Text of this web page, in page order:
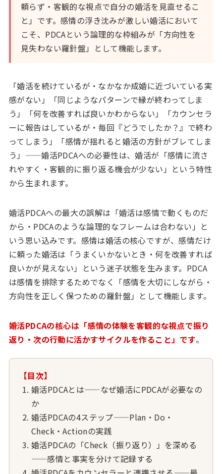
頼らず・客観的な視点で自分の婚活を見直せるこ
と」です。感情の浮き沈みが激しい婚活において
こそ、PDCAという論理的な枠組みが「方向性を
見失わない羅針盤」として機能します。
「婚活を続けているが・なかなか成婚に近づいている実
感がない」「同じようなパターンで縁が終わってしま
う」「何を改善すれば良いかわからない」「カウンセラ
ーに報告はしているが・毎回『どうでしたか？』で終わ
ってしまう」「感情が揺れると婚活の方針がブレてしま
う」——婚活PDCAへの必要性は、婚活が「感情に流さ
れやすく・客観的に振り返る機会が少ない」という特性
から生まれます。
婚活PDCAへの最大の誤解は「婚活は感情で動くものだ
から・PDCAのような論理的なフレームは合わない」と
いう思い込みです。感情は婚活の核心ですが、感情だけ
に頼った婚活は「うまくいかないとき・何を改善すれば
良いかが見えない」という迷子状態を生みます。PDCA
は感情を排除するためでなく「感情を大切にしながら・
方向性を正しく保つための羅針盤」として機能します。
婚活PDCAの核心は「感情の体験を客観的な視点で振り
返り・次の行動に活かすサイクルを作ること」です。
【目次】
婚活PDCAとは——なぜ婚活にPDCAが必要なの
か
婚活PDCAの4ステップ——Plan・Do・
Check・Actionの実践
婚活PDCAの「Check（振り返り）」を深める
——感情と事実を分けて記録する